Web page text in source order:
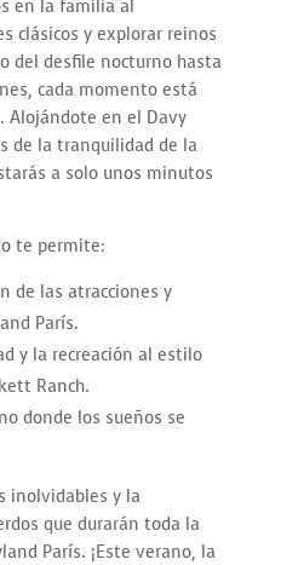
en la familia al
clásicos y explorar reinos
del desfile nocturno hasta
cada momento está
Alojándote en el Davy
de la tranquilidad de la
a solo unos minutos
te permite:
de las atracciones y
París.
y la recreación al estilo
Ranch.
donde los sueños se
inolvidables y la
que durarán toda la
París. ¡Este verano, la